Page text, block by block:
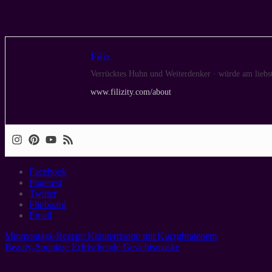
Filiz
Verrücktes Huhn und Weiterdenker · würde am
www.filizity.com/about
Facebook
Pinterest
Twitter
Flipboard
Email
Mmmontags-Rezept: Kräuterrisotto mit Kurzgbratenem
Beauty-Sonntag: Erfrischende Gesichtsmaske